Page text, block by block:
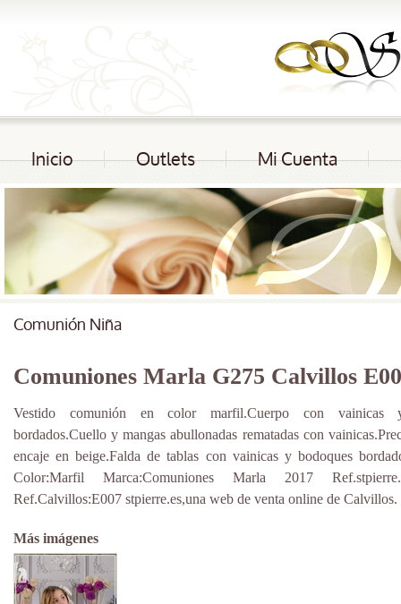
Inicio Outlets Mi Cuenta
Comunión Niña
Comuniones Marla G275 Calvillos
Vestido comunión en color marfil.Cuerpo con vainicas
bordados.Cuello y mangas abullonadas rematadas con
encaje en beige.Falda de tablas con vainicas y bodoques
Color:Marfil Marca:Comuniones Marla 2017
Ref.Calvillos:E007 stpierre.es,una web de venta online de Calvillos.
Más imágenes